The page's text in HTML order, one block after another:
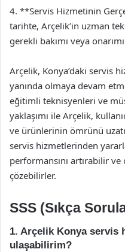
4. **Servis Hizmetinin
tarihte, Arçelik’in uzman
gerekli bakımı veya
Arçelik, Konya’daki servis
yanında olmaya devam
eğitimli teknisyenleri ve
yaklaşımı ile Arçelik,
ve ürünlerinin ömrünü
servis hizmetlerinden
performansını artırabilir ve
çözebilirler.
SSS (Sıkça
1. Arçelik Konya servis
ulaşabilirim?